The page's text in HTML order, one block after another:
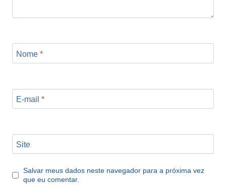
Nome *
E-mail *
Site
Salvar meus dados neste navegador para a próxima vez
que eu comentar.